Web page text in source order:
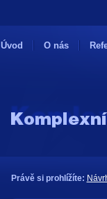
Úvod O nás
Právě si prohlížíte: